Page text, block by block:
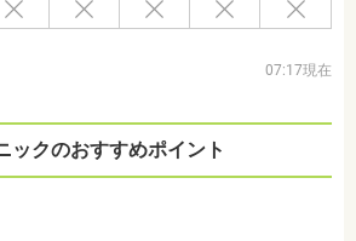
07:17現在
ックのおすすめポイント